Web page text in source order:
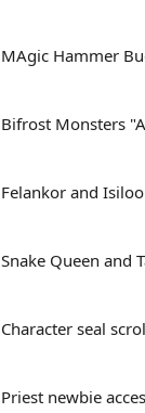
MAgic Hammer
Bifrost Monsters
Felankor and
Snake Queen and
Character seal
Priest newbie